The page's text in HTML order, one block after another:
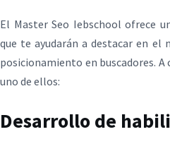
El Master Seo Iebschool ofrece
que te ayudarán a destacar en
posicionamiento en buscadores.
uno de ellos:
Desarrollo de